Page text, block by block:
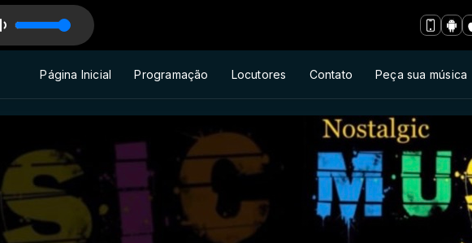
Página Inicial Programação Locutores Contato Peça sua música